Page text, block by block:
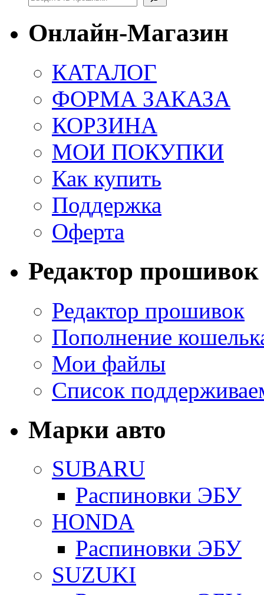
Онлайн-Магазин
КАТАЛОГ
ФОРМА ЗАКАЗА
КОРЗИНА
МОИ ПОКУПКИ
Как купить
Поддержка
Оферта
Редактор прошивок
Редактор прошивок
Пополнение
Мои файлы
Список
Марки авто
SUBARU
Распиновки ЭБУ
HONDA
Распиновки ЭБУ
SUZUKI